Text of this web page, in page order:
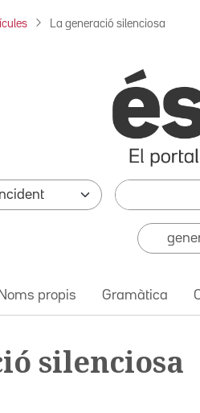
La generació silenciosa
Noms propis Gramàtica
silenciosa